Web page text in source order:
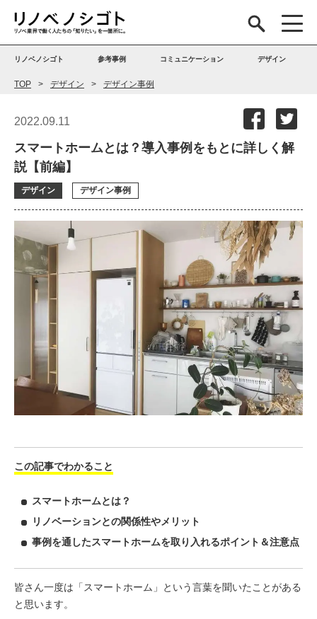
リノベノシゴト 参考事例 コミュニケーション デザイン
TOP デザイン デザイン事例
2022.09.11
スマートホームとは？導入事例をもとに詳しく解
説【前編】
デザイン デザイン事例
この記事でわかること
スマートホームとは？
リノベーションとの関係性やメリット
事例を通したスマートホームを取り入れるポイント＆注意点
皆さん一度は「スマートホーム」という言葉を聞いたことがある
と思います。